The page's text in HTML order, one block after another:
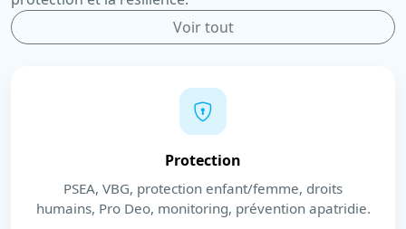
Voir tout
Protection
PSEA, VBG, protection enfant/femme, droits
humains, Pro Deo, monitoring, prévention apatridie.